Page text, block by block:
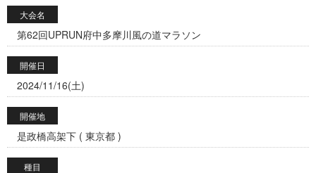
大会名
第62回UPRUN府中多摩川風の道マラソン
開催日
2024/11/16(土)
開催地
是政橋高架下 ( 東京都 )
種目